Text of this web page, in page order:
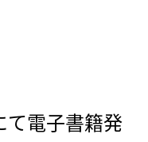
電子書籍発